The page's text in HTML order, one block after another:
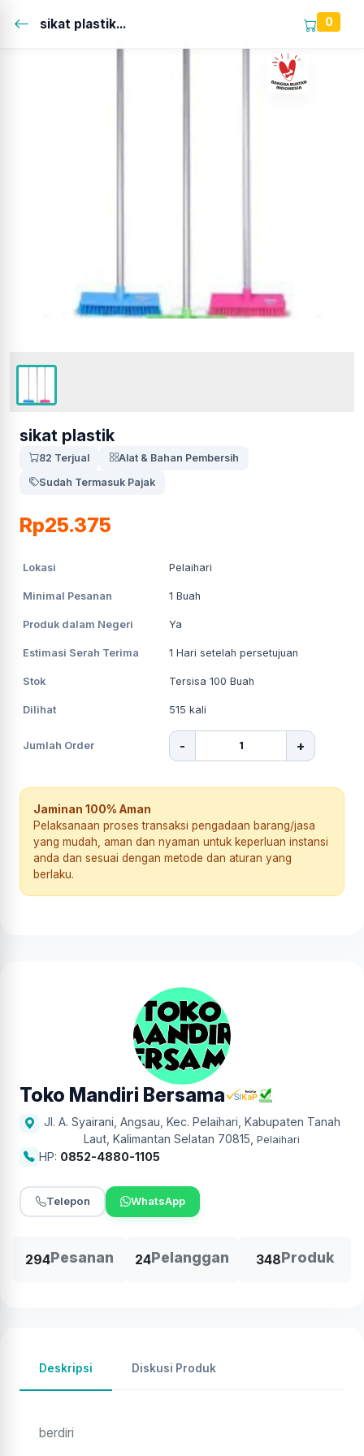
sikat plastik... 0
sikat plastik
82 Terjual
Alat & Bahan Pembersih
Sudah Termasuk Pajak
Rp25.375
Lokasi Pelaihari
Minimal Pesanan 1 Buah
Produk dalam Negeri Ya
Estimasi Serah Terima 1 Hari setelah persetujuan
Stok Tersisa 100 Buah
Dilihat 515 kali
Jumlah Order - +
Jaminan 100% Aman
Pelaksanaan proses transaksi pengadaan barang/jasa
yang mudah, aman dan nyaman untuk keperluan instansi
anda dan sesuai dengan metode dan aturan yang
berlaku.
Toko Mandiri Bersama
Jl. A. Syairani, Angsau, Kec. Pelaihari, Kabupaten Tanah
Laut, Kalimantan Selatan 70815 Pelaihari
HP: 0852-4880-1105
Telepon WhatsApp
294Pesanan 24Pelanggan 348Produk
Deskripsi Diskusi Produk
berdiri